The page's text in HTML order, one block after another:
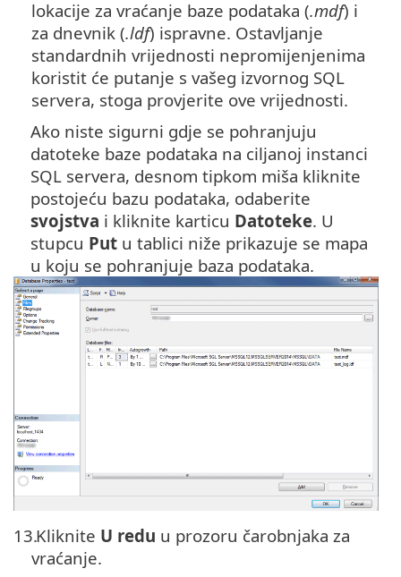
lokacije za vraćanje baze podataka (.mdf) i
za dnevnik (.ldf) ispravne. Ostavljanje
standardnih vrijednosti nepromijenjenima
koristit će putanje s vašeg izvornog SQL
servera, stoga provjerite ove vrijednosti.
Ako niste sigurni gdje se pohranjuju
datoteke baze podataka na ciljanoj instanci
SQL servera, desnom tipkom miša kliknite
postojeću bazu podataka, odaberite
svojstva i kliknite karticu Datoteke. U
stupcu Put u tablici niže prikazuje se mapa
u koju se pohranjuje baza podataka.
13.Kliknite U redu u prozoru čarobnjaka za
vraćanje.